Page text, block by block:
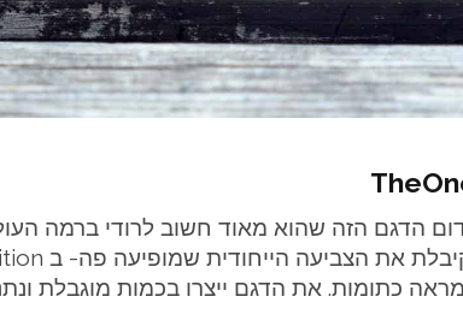
כתומות. את הדגם ייצרו בכמות מוגבלת